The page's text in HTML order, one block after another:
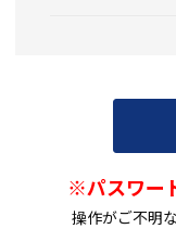
※パスワー
操作がご不明